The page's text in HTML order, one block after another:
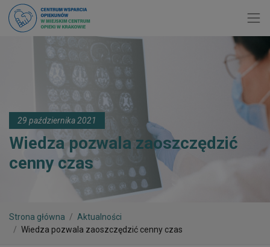
29 października 2021
Wiedza pozwala zaoszczędzić
cenny czas
Strona główna
Aktualności
Wiedza pozwala zaoszczędzić cenny czas